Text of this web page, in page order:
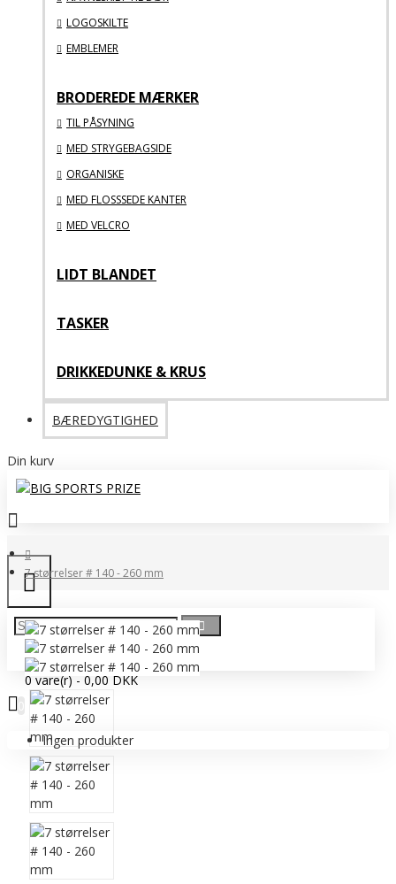
LOGOSKILTE
EMBLEMER
BRODEREDE MÆRKER
TIL PÅSYNING
MED STRYGEBAGSIDE
ORGANISKE
MED FLOSSSEDE KANTER
MED VELCRO
LIDT BLANDET
TASKER
DRIKKEDUNKE & KRUS
BÆREDYGTIGHED
Din kurv
0 vare(r) - 0,00 DKK
Ingen produkter
7 størrelser # 140 - 260 mm